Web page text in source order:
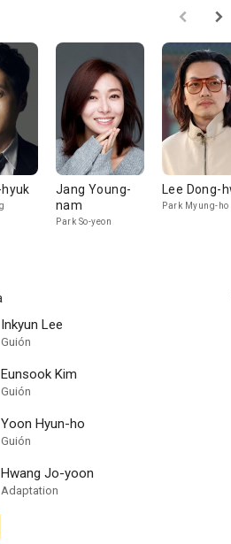
Jang Young-
nam
Park So-yeon
Lee Dong-
Park Myung-ho
Inkyun Lee
Guión
Eunsook Kim
Guión
Yoon Hyun-ho
Guión
Hwang Jo-yoon
Adaptation